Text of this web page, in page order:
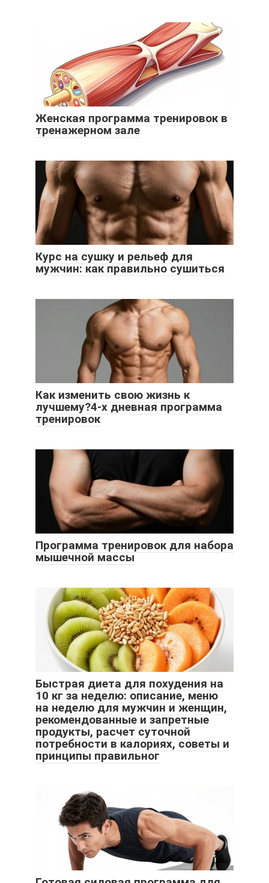
Женская программа тренировок в
тренажерном зале
Курс на сушку и рельеф для
мужчин: как правильно сушиться
Как изменить свою жизнь к
лучшему?4-х дневная программа
тренировок
Программа тренировок для набора
мышечной массы
Быстрая диета для похудения на
10 кг за неделю: описание, меню
на неделю для мужчин и женщин,
рекомендованные и запретные
продукты, расчет суточной
потребности в калориях, советы и
принципы правильног